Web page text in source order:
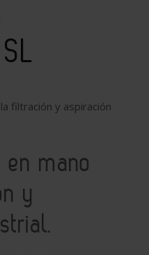
filtración y aspiración
mano
y